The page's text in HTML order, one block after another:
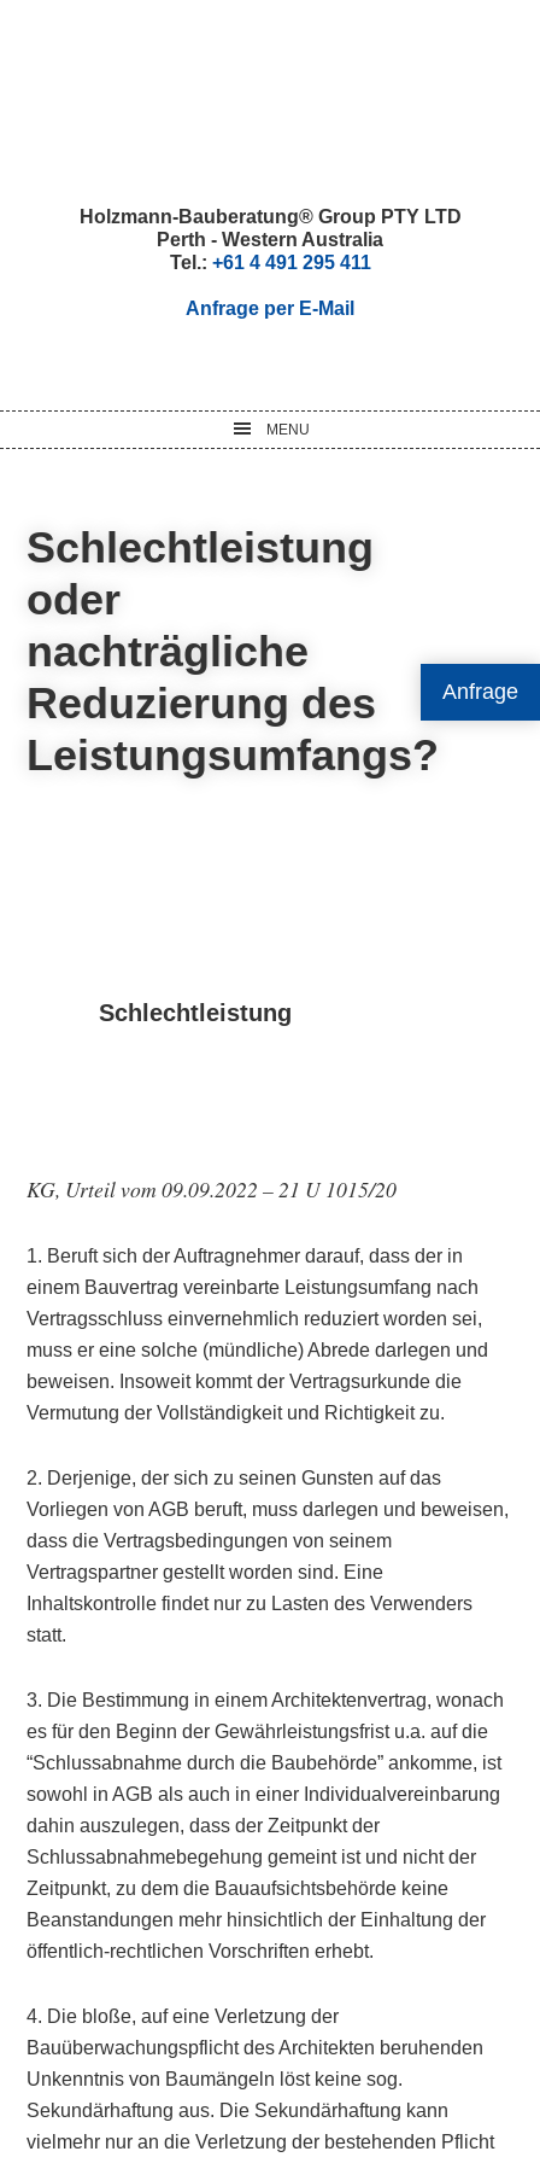
Anfrage
Holzmann-Bauberatung® Group PTY LTD
Perth - Western Australia
Tel.: +61 4 491 295 411
Anfrage per E-Mail
MENU
Schlechtleistung
oder
nachträgliche
Reduzierung des
Leistungsumfangs?
Schlechtleistung
KG, Urteil vom 09.09.2022 – 21 U 1015/20
1. Beruft sich der Auftragnehmer darauf, dass der in
einem Bauvertrag vereinbarte Leistungsumfang nach
Vertragsschluss einvernehmlich reduziert worden sei,
muss er eine solche (mündliche) Abrede darlegen und
beweisen. Insoweit kommt der Vertragsurkunde die
Vermutung der Vollständigkeit und Richtigkeit zu.
2. Derjenige, der sich zu seinen Gunsten auf das
Vorliegen von AGB beruft, muss darlegen und beweisen,
dass die Vertragsbedingungen von seinem
Vertragspartner gestellt worden sind. Eine
Inhaltskontrolle findet nur zu Lasten des Verwenders
statt.
3. Die Bestimmung in einem Architektenvertrag, wonach
es für den Beginn der Gewährleistungsfrist u.a. auf die
“Schlussabnahme durch die Baubehörde” ankomme, ist
sowohl in AGB als auch in einer Individualvereinbarung
dahin auszulegen, dass der Zeitpunkt der
Schlussabnahmebegehung gemeint ist und nicht der
Zeitpunkt, zu dem die Bauaufsichtsbehörde keine
Beanstandungen mehr hinsichtlich der Einhaltung der
öffentlich-rechtlichen Vorschriften erhebt.
4. Die bloße, auf eine Verletzung der
Bauüberwachungspflicht des Architekten beruhenden
Unkenntnis von Baumängeln löst keine sog.
Sekundärhaftung aus. Die Sekundärhaftung kann
vielmehr nur an die Verletzung der bestehenden Pflicht